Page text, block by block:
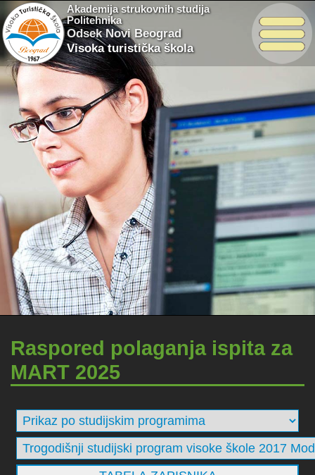
Akademija strukovnih studija
Politehnika
Odsek Novi Beograd
Visoka turistička škola
Raspored polaganja ispita za
MART 2025